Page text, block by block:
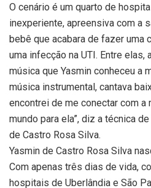
O cenário é um quarto de
inexperiente, apreensiva com a
bebê que acabara de fazer uma
uma infecção na UTI. Entre elas,
música que Yasmin conheceu a
música instrumental, cantava
encontrei de me conectar com a
mundo para ela”, diz a técnica
de Castro Rosa Silva.
Yasmin de Castro Rosa Silva
Com apenas três dias de vida,
hospitais de Uberlândia e São